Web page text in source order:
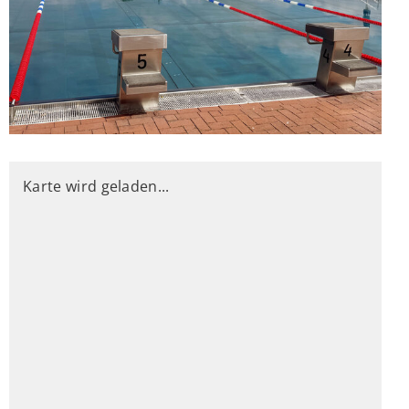
Karte wird geladen...